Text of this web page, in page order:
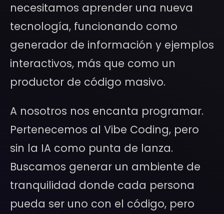
necesitamos aprender una nueva
tecnología, funcionando como
generador de información y ejemplos
interactivos, más que como un
productor de código masivo.
A nosotros nos encanta programar.
Pertenecemos al Vibe Coding, pero
sin la IA como punta de lanza.
Buscamos generar un ambiente de
tranquilidad donde cada persona
pueda ser uno con el código, pero